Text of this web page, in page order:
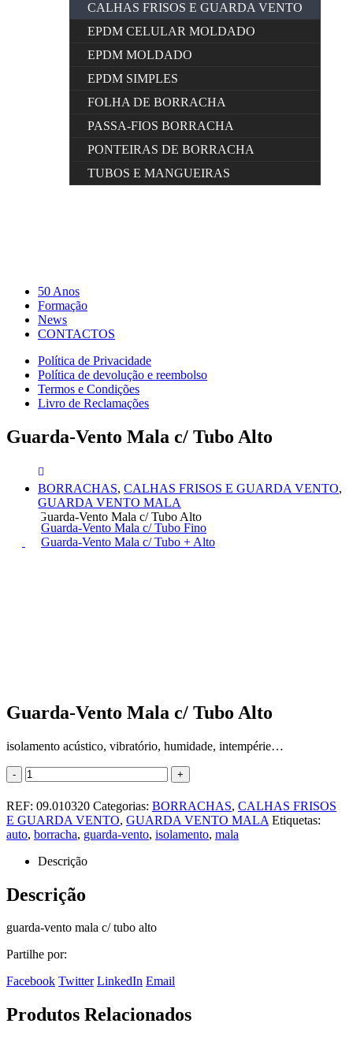
CALHAS FRISOS E GUARDA VENTO
EPDM CELULAR MOLDADO
EPDM MOLDADO
EPDM SIMPLES
FOLHA DE BORRACHA
PASSA-FIOS BORRACHA
PONTEIRAS DE BORRACHA
TUBOS E MANGUEIRAS
50 Anos
Formação
News
CONTACTOS
Política de Privacidade
Política de devolução e reembolso
Termos e Condições
Livro de Reclamações
Guarda-Vento Mala c/ Tubo Alto
BORRACHAS, CALHAS FRISOS E GUARDA VENTO,
GUARDA VENTO MALA
Guarda-Vento Mala c/ Tubo Alto
Guarda-Vento Mala c/ Tubo Fino
Guarda-Vento Mala c/ Tubo + Alto
Guarda-Vento Mala c/ Tubo Alto
isolamento acústico, vibratório, humidade, intempérie…
- +
REF: 09.010320 Categorias: BORRACHAS, CALHAS FRISOS
E GUARDA VENTO, GUARDA VENTO MALA Etiquetas:
auto, borracha, guarda-vento, isolamento, mala
Descrição
Descrição
guarda-vento mala c/ tubo alto
Partilhe por:
Facebook Twitter LinkedIn Email
Produtos Relacionados